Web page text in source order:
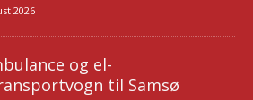
2026
og el-
til Samsø